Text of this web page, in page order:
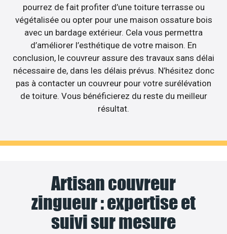
pourrez de fait profiter d’une toiture terrasse ou
végétalisée ou opter pour une maison ossature bois
avec un bardage extérieur. Cela vous permettra
d’améliorer l’esthétique de votre maison. En
conclusion, le couvreur assure des travaux sans délai
nécessaire de, dans les délais prévus. N’hésitez donc
pas à contacter un couvreur pour votre surélévation
de toiture. Vous bénéficierez du reste du meilleur
résultat.
Artisan couvreur
zingueur : expertise et
suivi sur mesure